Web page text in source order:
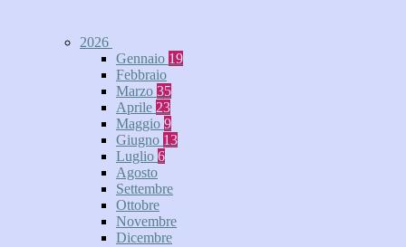
2026
Gennaio 19
Febbraio
Marzo 35
Aprile 23
Maggio 9
Giugno 13
Luglio 6
Agosto
Settembre
Ottobre
Novembre
Dicembre